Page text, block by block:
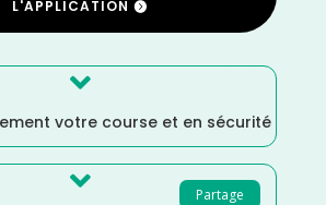
L'APPLICATION

votre course et en sécurité
Partage
